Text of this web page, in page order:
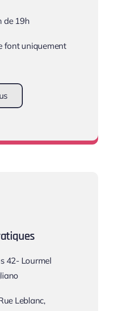
de 19h
font uniquement
42- Lourmel
Leblanc,